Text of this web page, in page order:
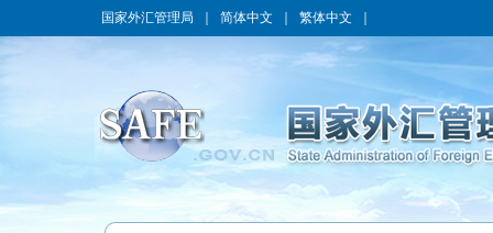
国家外汇管理局 简体中文 繁体中文